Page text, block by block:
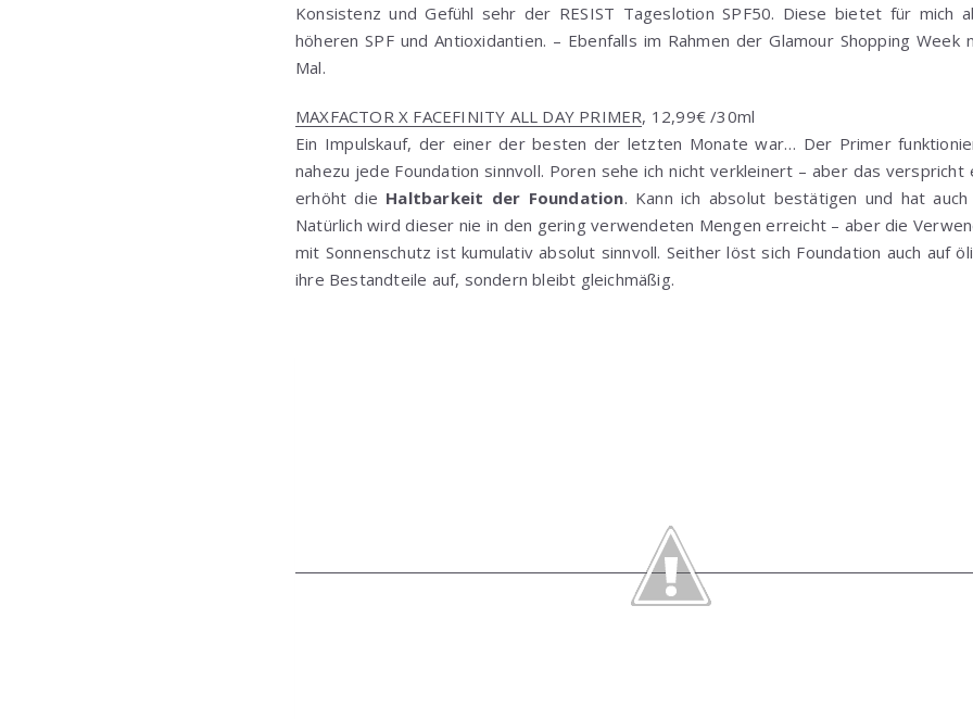
Konsistenz und Gefühl sehr der RESIST Tageslotion SPF50. Diese bietet für mich
höheren SPF und Antioxidantien. – Ebenfalls im Rahmen der Glamour Shopping
Mal.
MAXFACTOR X FACEFINITY ALL DAY PRIMER, 12,99€ /30ml
Ein Impulskauf, der einer der besten der letzten Monate war… Der Primer
nahezu jede Foundation sinnvoll. Poren sehe ich nicht verkleinert – aber das verspricht
erhöht die Haltbarkeit der Foundation. Kann ich absolut bestätigen und hat
Natürlich wird dieser nie in den gering verwendeten Mengen erreicht – aber die
mit Sonnenschutz ist kumulativ absolut sinnvoll. Seither löst sich Foundation auch auf
ihre Bestandteile auf, sondern bleibt gleichmäßig.